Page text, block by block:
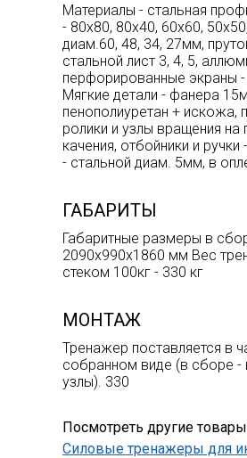
Материалы - стальная
- 80х80, 80х40, 60х60,
диам.60, 48, 34, 27мм,
стальной лист 3, 4, 5,
перфорированные экраны
Мягкие детали - фанера
пенополиуретан + искожа,
ролики и узлы вращения на
качения, отбойники и ручки
- стальной диам. 5мм, в
ГАБАРИТЫ
Габаритные размеры в
2090х990х1860 мм Вес
стеком 100кг - 330 кг
МОНТАЖ
Тренажер поставляется в
собранном виде (в сборе -
узлы). 330
Посмотреть другие
Силовые тренажеры для